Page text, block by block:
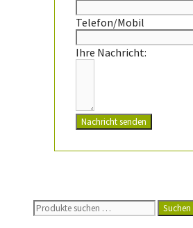
Telefon/Mobil
Ihre Nachricht:
Nachricht senden
Suchen
nach:
Suchen